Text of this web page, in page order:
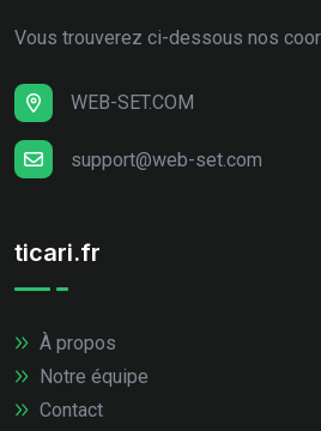
Vous trouverez ci-dessous nos
WEB-SET.COM
support@web-set.com
ticari.fr
À propos
Notre équipe
Contact